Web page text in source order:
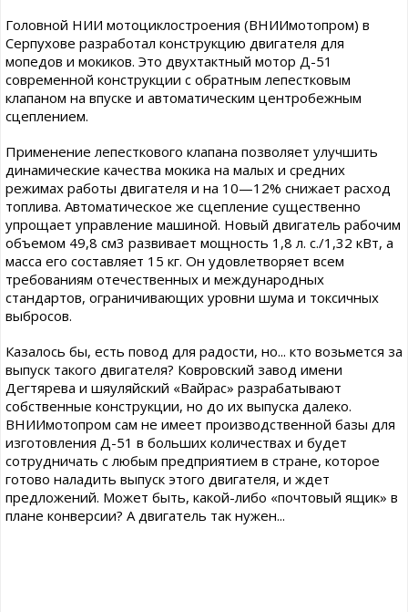
Головной НИИ мотоциклостроения (ВНИИмотопром) в
Серпухове разработал конструкцию двигателя для
мопедов и мокиков. Это двухтактный мотор Д-51
современной конструкции с обратным лепестковым
клапаном на впуске и автоматическим центробежным
сцеплением.
Применение лепесткового клапана позволяет улучшить
динамические качества мокика на малых и средних
режимах работы двигателя и на 10—12% снижает расход
топлива. Автоматическое же сцепление существенно
упрощает управление машиной. Новый двигатель рабочим
объемом 49,8 см3 развивает мощность 1,8 л. с./1,32 кВт, а
масса его составляет 15 кг. Он удовлетворяет всем
требованиям отечественных и международных
стандартов, ограничивающих уровни шума и токсичных
выбросов.
Казалось бы, есть повод для радости, но... кто возьмется за
выпуск такого двигателя? Ковровский завод имени
Дегтярева и шяуляйский «Вайрас» разрабатывают
собственные конструкции, но до их выпуска далеко.
ВНИИмотопром сам не имеет производственной базы для
изготовления Д-51 в больших количествах и будет
сотрудничать с любым предприятием в стране, которое
готово наладить выпуск этого двигателя, и ждет
предложений. Может быть, какой-либо «почтовый ящик» в
плане конверсии? А двигатель так нужен...